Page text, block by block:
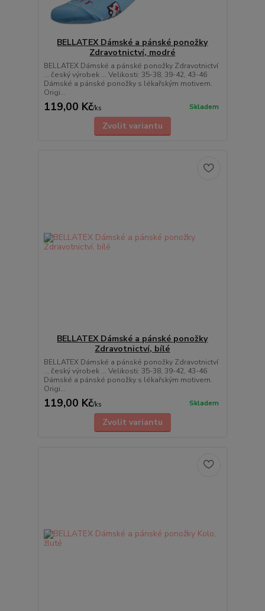
BELLATEX Dámské a pánské ponožky
Zdravotnictví, modré
BELLATEX Dámské a pánské ponožky Zdravotnictví
... český výrobek ... Velikosti: 35-38, 39-42, 43-46
Dámské a pánské ponožky s lékařským motivem.
Origi...
119,00 Kč/ks Skladem
Zvolit variantu
BELLATEX Dámské a pánské ponožky
Zdravotnictví, bílé
BELLATEX Dámské a pánské ponožky Zdravotnictví
... český výrobek ... Velikosti: 35-38, 39-42, 43-46
Dámské a pánské ponožky s lékařským motivem.
Origi...
119,00 Kč/ks Skladem
Zvolit variantu